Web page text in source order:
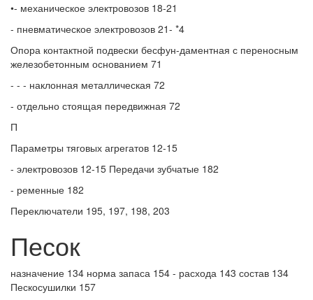
•- механическое электровозов 18-21
- пневматическое электровозов 21- *4
Опора контактной подвески бесфун-даментная с переносным
железобетонным основанием 71
- - - наклонная металлическая 72
- отдельно стоящая передвижная 72
П
Параметры тяговых агрегатов 12-15
- электровозов 12-15 Передачи зубчатые 182
- ременные 182
Переключатели 195, 197, 198, 203
Песок
назначение 134 норма запаса 154 - расхода 143 состав 134
Пескосушилки 157